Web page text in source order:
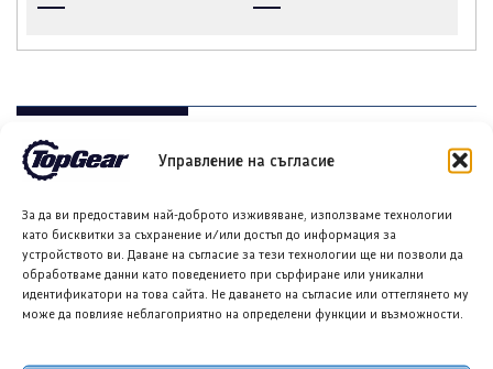
Управление на съгласие
За да ви предоставим най-доброто изживяване, използваме технологии
като бисквитки за съхранение и/или достъп до информация за
устройството ви. Даване на съгласие за тези технологии ще ни позволи да
обработваме данни като поведението при сърфиране или уникални
идентификатори на това сайта. Не даването на съгласие или оттеглянето му
може да повлияе неблагоприятно на определени функции и възможности.
НОВИ ПУБЛИКАЦИИ